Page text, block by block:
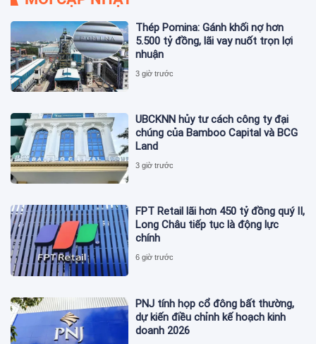
Thép Pomina: Gánh khối nợ hơn
5.500 tỷ đồng, lãi vay nuốt trọn lợi
nhuận
3 giờ trước
UBCKNN hủy tư cách công ty đại
chúng của Bamboo Capital và BCG
Land
3 giờ trước
FPT Retail lãi hơn 450 tỷ đồng quý II,
Long Châu tiếp tục là động lực
chính
6 giờ trước
PNJ tính họp cổ đông bất thường,
dự kiến điều chỉnh kế hoạch kinh
doanh 2026